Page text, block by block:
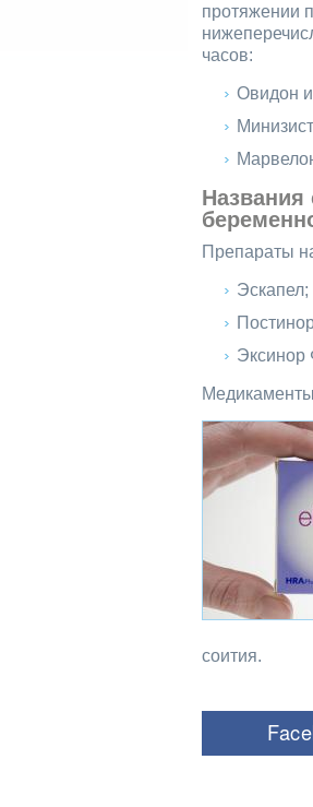
протяжении
часов:
Овидон
Названия
Препараты
Эскапел;
Эксинор
соития.